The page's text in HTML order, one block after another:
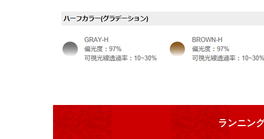
ランニン